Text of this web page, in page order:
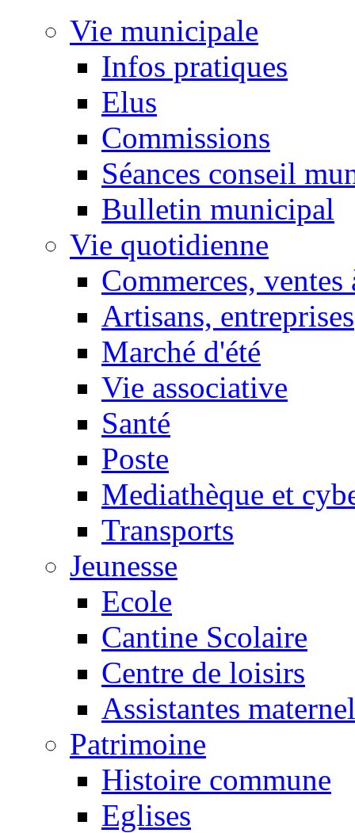
Vie municipale
Infos pratiques
Elus
Commissions
Séances conseil
Bulletin municipal
Vie quotidienne
Commerces, ventes
Artisans, entreprises
Marché d'été
Vie associative
Santé
Poste
Mediathèque et
Transports
Jeunesse
Ecole
Cantine Scolaire
Centre de loisirs
Assistantes
Patrimoine
Histoire commune
Eglises